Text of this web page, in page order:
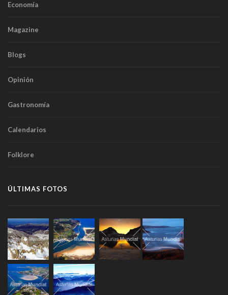
Economía
Magazine
Blogs
Opinión
Gastronomía
Calendarios
Folklore
ÚLTIMAS FOTOS